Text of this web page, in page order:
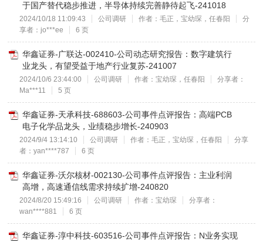
于国产替代稳步推进，半导体持续完善静待起飞-241018
2024/10/18 11:09:43 公司调研 作者：毛正，宝幼琛，任春阳
分
享者：jo***ee
6 页
华鑫证券-广联达-002410-公司动态研究报告：数字建筑行
业龙头，有望受益于地产行业复苏-241007
2024/10/6 23:44:00 公司调研 作者：宝幼琛，任春阳
分享者：
Ma***11
5 页
华鑫证券-天承科技-688603-公司事件点评报告：高端PCB
电子化学品龙头，业绩稳步增长-240903
2024/9/4 13:14:10 公司调研 作者：毛正，宝幼琛，任春阳
分享
者：yan****787
6 页
华鑫证券-沃尔核材-002130-公司事件点评报告：主业利润
高增，高速通信线需求持续扩增-240820
2024/8/20 15:49:16 公司调研 作者：宝幼琛
分享者：
wan****881
6 页
华鑫证券-淳中科技-603516-公司事件点评报告：N业务实现